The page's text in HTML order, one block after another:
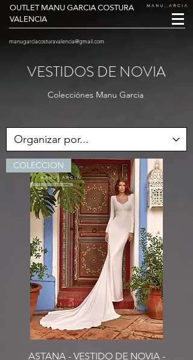
OUTLET MANU GARCIA COSTURA
VALENCIA
manugarciacosturavalencia@gmail.com
VESTIDOS DE NOVIA
Colecciónes Manu Garcia
COLECCION
ASTANA - VESTIDO DE NOVIA -